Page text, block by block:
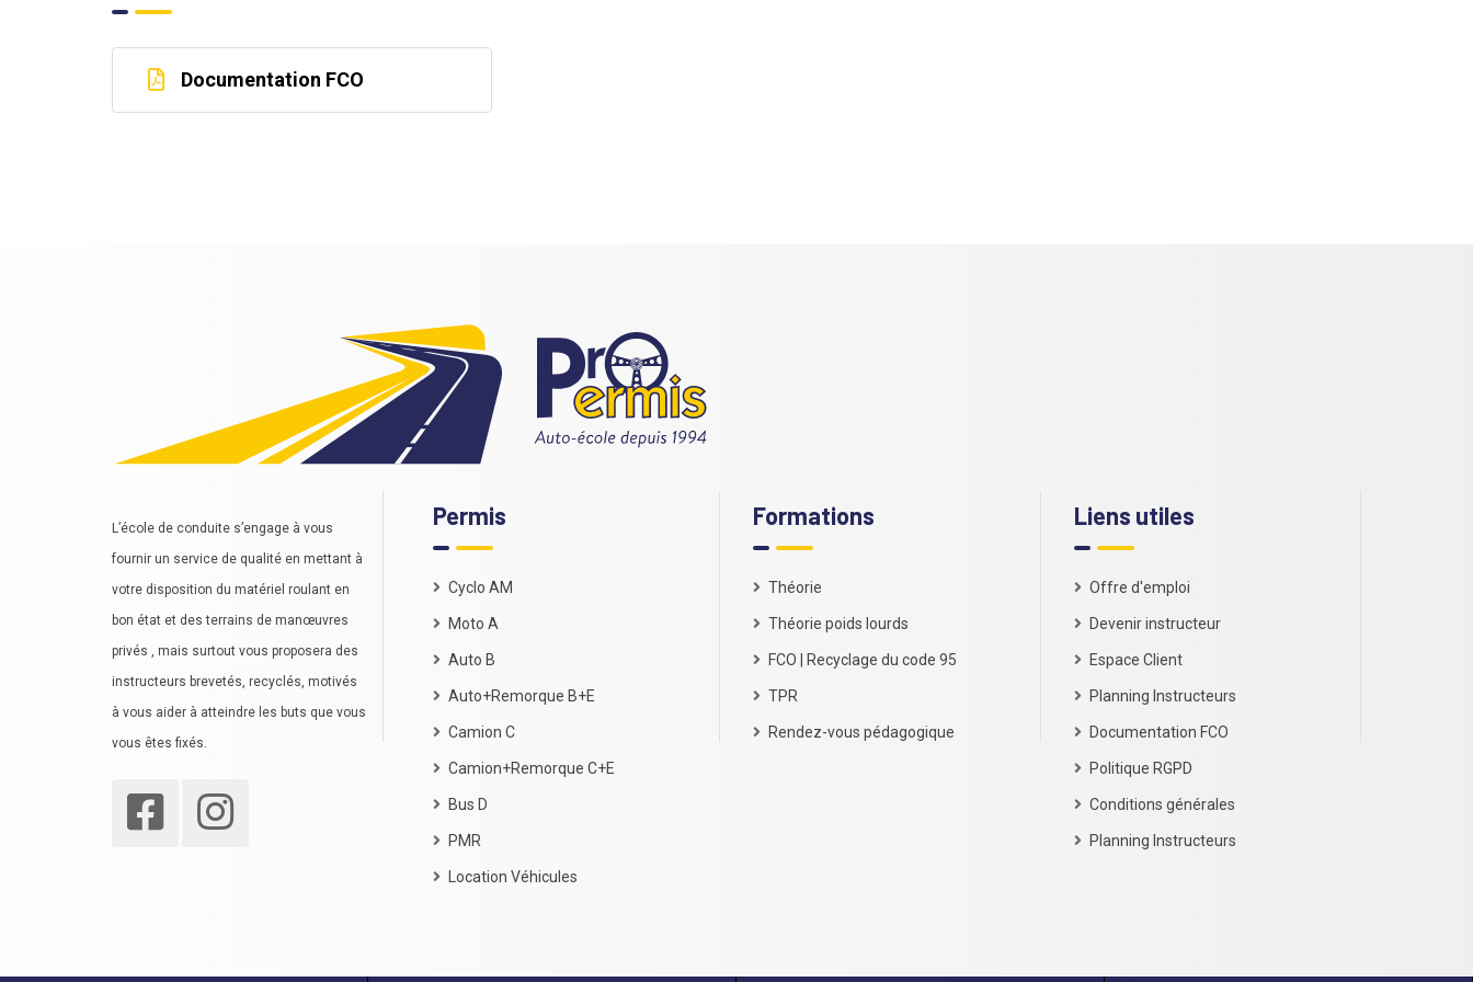
Documentation FCO
L’école de conduite s’engage à vous
fournir un service de qualité en mettant à
votre disposition du matériel roulant en
bon état et des terrains de manœuvres
privés , mais surtout vous proposera des
instructeurs brevetés, recyclés, motivés
à vous aider à atteindre les buts que vous
vous êtes fixés.
Permis
Cyclo AM
Moto A
Auto B
Auto+Remorque B+E
Camion C
Camion+Remorque C+E
Bus D
PMR
Location Véhicules
Formations
Théorie
Théorie poids lourds
FCO | Recyclage du code 95
TPR
Rendez-vous pédagogique
Liens utiles
Offre d'emploi
Devenir instructeur
Espace Client
Planning Instructeurs
Documentation FCO
Politique RGPD
Conditions générales
Planning Instructeurs